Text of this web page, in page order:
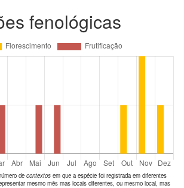
fenológicas
de contextos em que a espécie foi registrada em diferentes
mesmo mês mas locais diferentes, ou mesmo local, mas